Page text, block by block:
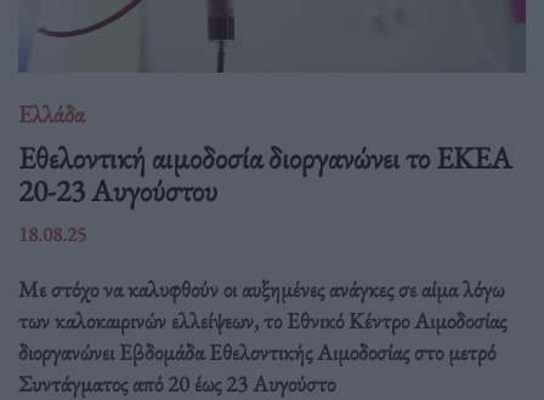
Ελλάδα
Eθελοντική αιμοδοσία διοργανώνει το ΕΚΕΑ
20-23 Αυγούστου
18.08.25
Με στόχο να καλυφθούν οι αυξημένες ανάγκες σε αίμα λόγω
των καλοκαιρινών ελλείψεων, το Εθνικό Κέντρο Αιμοδοσίας
διοργανώνει Εβδομάδα Εθελοντικής Αιμοδοσίας στο μετρό
Συντάγματος από 20 έως 23 Αυγούστο